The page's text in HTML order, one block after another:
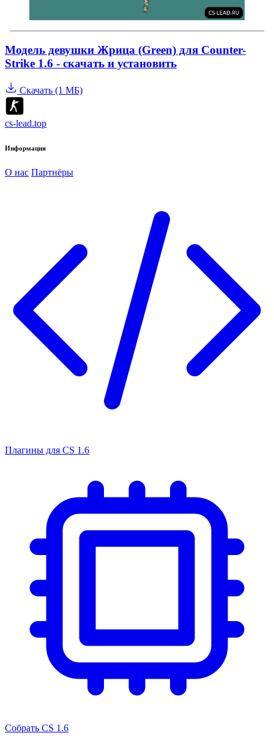
Модель девушки Жрица (Green) для Counter-
Strike 1.6 - скачать и установить
Скачать (1 МБ)
cs-lead.top
Информация
О нас Партнёры
Плагины для CS 1.6
Собрать CS 1.6